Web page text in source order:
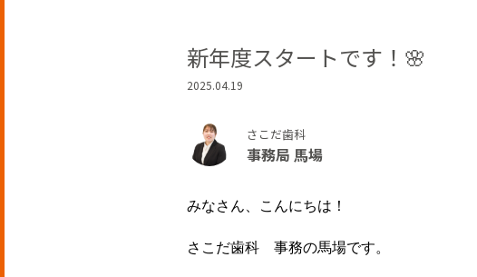
新年度スタートです！🌸
2025.04.19
さこだ歯科
事務局 馬場
みなさん、こんにちは！
さこだ歯科 事務の馬場です。